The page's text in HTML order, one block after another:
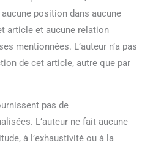
aucune position dans aucune
article et aucune relation
mentionnées. L’auteur n’a pas
de cet article, autre que par
pas de
L’auteur ne fait aucune
à l’exhaustivité ou à la